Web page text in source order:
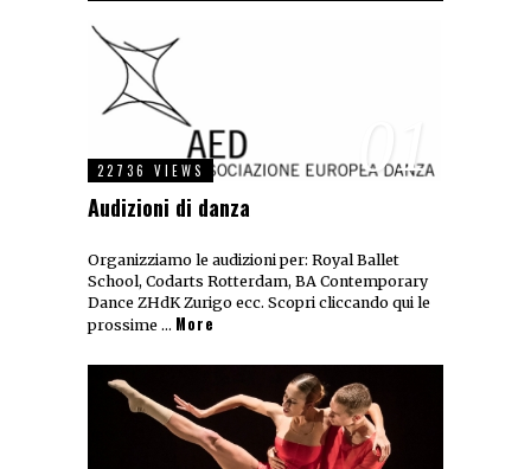
01
22736 VIEWS
Audizioni di danza
Organizziamo le audizioni per: Royal Ballet
School, Codarts Rotterdam, BA Contemporary
Dance ZHdK Zurigo ecc. Scopri cliccando qui le
prossime … More